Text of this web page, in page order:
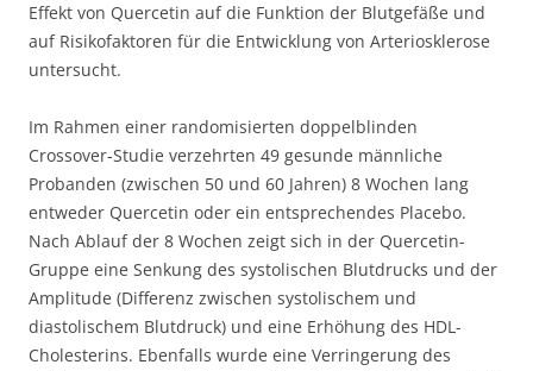
Effekt von Quercetin auf die Funktion der Blutgefäße und
auf Risikofaktoren für die Entwicklung von Arteriosklerose
untersucht.
Im Rahmen einer randomisierten doppelblinden
Crossover-Studie verzehrten 49 gesunde männliche
Probanden (zwischen 50 und 60 Jahren) 8 Wochen lang
entweder Quercetin oder ein entsprechendes Placebo.
Nach Ablauf der 8 Wochen zeigt sich in der Quercetin-
Gruppe eine Senkung des systolischen Blutdrucks und der
Amplitude (Differenz zwischen systolischem und
diastolischem Blutdruck) und eine Erhöhung des HDL-
Cholesterins. Ebenfalls wurde eine Verringerung des